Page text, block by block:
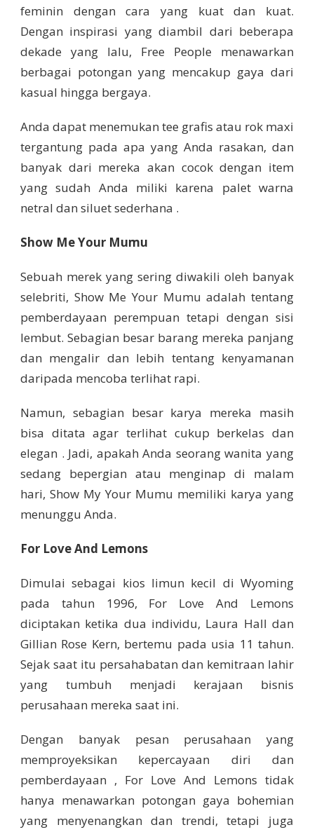
feminin dengan cara yang kuat dan kuat.
Dengan inspirasi yang diambil dari beberapa
dekade yang lalu, Free People menawarkan
berbagai potongan yang mencakup gaya dari
kasual hingga bergaya.
Anda dapat menemukan tee grafis atau rok maxi
tergantung pada apa yang Anda rasakan, dan
banyak dari mereka akan cocok dengan item
yang sudah Anda miliki karena palet warna
netral dan siluet sederhana .
Show Me Your Mumu
Sebuah merek yang sering diwakili oleh banyak
selebriti, Show Me Your Mumu adalah tentang
pemberdayaan perempuan tetapi dengan sisi
lembut. Sebagian besar barang mereka panjang
dan mengalir dan lebih tentang kenyamanan
daripada mencoba terlihat rapi.
Namun, sebagian besar karya mereka masih
bisa ditata agar terlihat cukup berkelas dan
elegan . Jadi, apakah Anda seorang wanita yang
sedang bepergian atau menginap di malam
hari, Show My Your Mumu memiliki karya yang
menunggu Anda.
For Love And Lemons
Dimulai sebagai kios limun kecil di Wyoming
pada tahun 1996, For Love And Lemons
diciptakan ketika dua individu, Laura Hall dan
Gillian Rose Kern, bertemu pada usia 11 tahun.
Sejak saat itu persahabatan dan kemitraan lahir
yang tumbuh menjadi kerajaan bisnis
perusahaan mereka saat ini.
Dengan banyak pesan perusahaan yang
memproyeksikan kepercayaan diri dan
pemberdayaan , For Love And Lemons tidak
hanya menawarkan potongan gaya bohemian
yang menyenangkan dan trendi, tetapi juga